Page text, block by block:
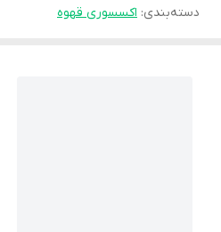
دسته‌بندی: اکسسوری قهوه